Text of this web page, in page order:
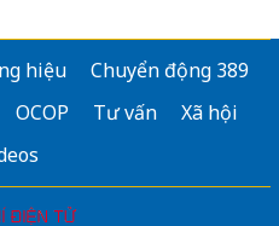
hiệu
Chuyển động 389
OCOP Tư vấn
Xã hội